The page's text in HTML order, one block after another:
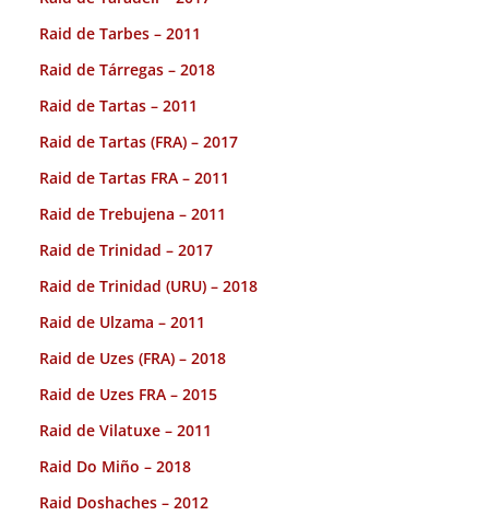
Raid de Tarbes – 2011
Raid de Tárregas – 2018
Raid de Tartas – 2011
Raid de Tartas (FRA) – 2017
Raid de Tartas FRA – 2011
Raid de Trebujena – 2011
Raid de Trinidad – 2017
Raid de Trinidad (URU) – 2018
Raid de Ulzama – 2011
Raid de Uzes (FRA) – 2018
Raid de Uzes FRA – 2015
Raid de Vilatuxe – 2011
Raid Do Miño – 2018
Raid Doshaches – 2012